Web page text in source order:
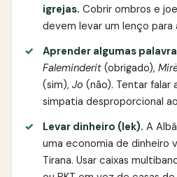
igrejas. Cobrir ombros e
devem levar um lenço para
Aprender algumas
Faleminderit (obrigado),
(sim), Jo (não). Tentar falar
simpatia desproporcional
Levar dinheiro (lek). A
uma economia de dinheiro
Tirana. Usar caixas